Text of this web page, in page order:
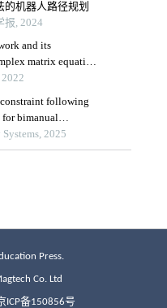
Press.
Co. Ltd
ICP备150856号